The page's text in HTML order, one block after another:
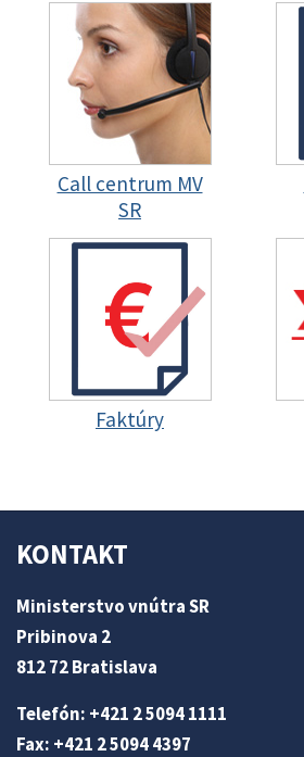
Call centrum MV
SR
Faktúry
KONTAKT
Ministerstvo vnútra SR
Pribinova 2
812 72 Bratislava
Telefón: +421 2 5094 1111
Fax: +421 2 5094 4397